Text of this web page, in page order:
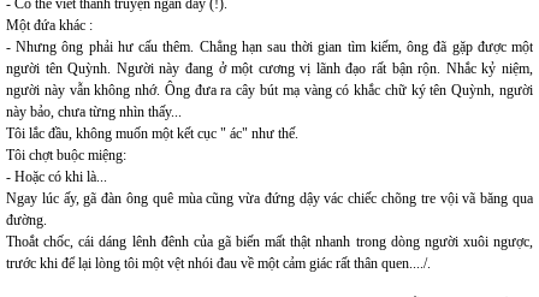
- Có thể viết thành truyện ngắn đấy (!).
Một đứa khác :
- Nhưng ông phải hư cấu thêm. Chẳng hạn sau thời gian tìm kiếm, ông đã gặp được một
người tên Quỳnh. Người này đang ở một cương vị lãnh đạo rất bận rộn. Nhắc kỷ niệm,
người này vẫn không nhớ. Ông đưa ra cây bút mạ vàng có khắc chữ ký tên Quỳnh, người
này bảo, chưa từng nhìn thấy...
Tôi lắc đầu, không muốn một kết cục " ác" như thế.
Tôi chợt buộc miệng:
- Hoặc có khi là...
Ngay lúc ấy, gã đàn ông quê mùa cũng vừa đứng dậy vác chiếc chõng tre vội vã băng qua
đường.
Thoắt chốc, cái dáng lênh đênh của gã biến mất thật nhanh trong dòng người xuôi ngược,
trước khi để lại lòng tôi một vệt nhói đau về một cảm giác rất thân quen..../.